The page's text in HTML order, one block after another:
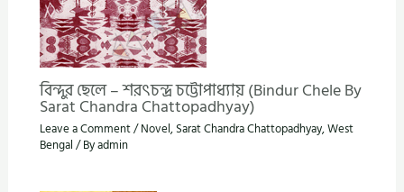
বিন্দুর ছেলে – শরৎচন্দ্র চট্টোপাধ্যায় (Bindur Chele By
Sarat Chandra Chattopadhyay)
Leave a Comment/Novel, Sarat Chandra Chattopadhyay,West
Bengal / Byadmin